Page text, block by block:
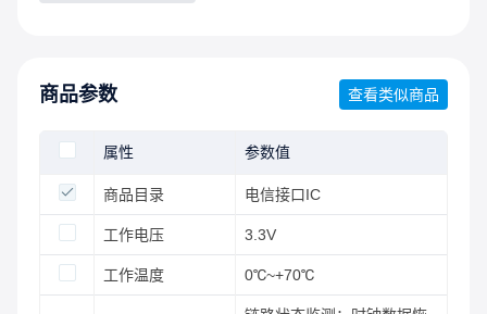
商品参数 查看类似商品
属性 参数值
商品目录 电信接口IC
工作电压 3.3V
工作温度 0℃~+70℃